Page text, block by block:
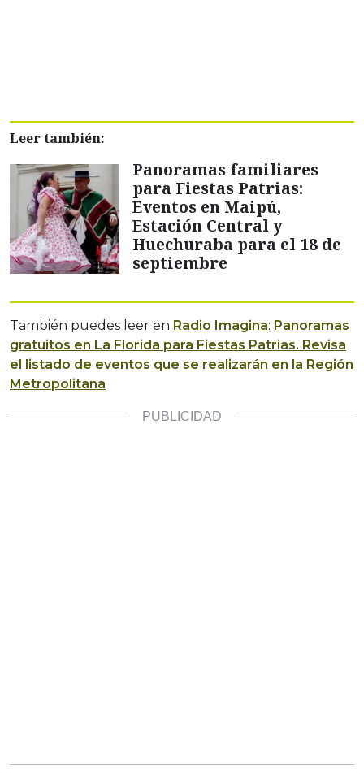
Leer también:
Panoramas familiares
para Fiestas Patrias:
Eventos en Maipú,
Estación Central y
Huechuraba para el 18 de
septiembre
También puedes leer en Radio Imagina: Panoramas
gratuitos en La Florida para Fiestas Patrias. Revisa
el listado de eventos que se realizarán en la Región
Metropolitana